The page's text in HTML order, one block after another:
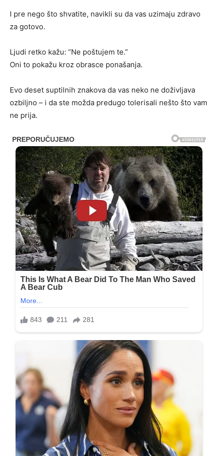
I pre nego što shvatite, navikli su da vas uzimaju zdravo
za gotovo.
Ljudi retko kažu: “Ne poštujem te.”
Oni to pokažu kroz obrasce ponašanja.
Evo deset suptilnih znakova da vas neko ne doživljava
ozbiljno – i da ste možda predugo tolerisali nešto što vam
ne prija.